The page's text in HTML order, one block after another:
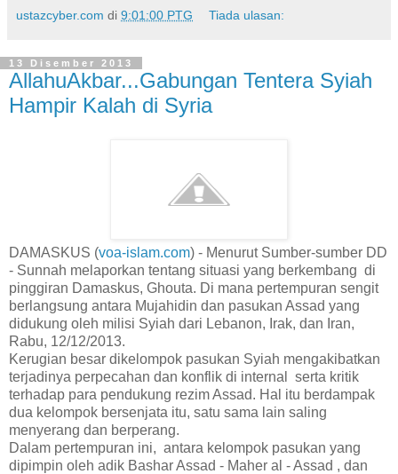
ustazcyber.com di 9:01:00 PTG Tiada ulasan:
13 Disember 2013
AllahuAkbar...Gabungan Tentera Syiah
Hampir Kalah di Syria
DAMASKUS (voa-islam.com) - Menurut Sumber-sumber DD
- Sunnah melaporkan tentang situasi yang berkembang di
pinggiran Damaskus, Ghouta. Di mana pertempuran sengit
berlangsung antara Mujahidin dan pasukan Assad yang
didukung oleh milisi Syiah dari Lebanon, Irak, dan Iran,
Rabu, 12/12/2013.
Kerugian besar dikelompok pasukan Syiah mengakibatkan
terjadinya perpecahan dan konflik di internal serta kritik
terhadap para pendukung rezim Assad. Hal itu berdampak
dua kelompok bersenjata itu, satu sama lain saling
menyerang dan berperang.
Dalam pertempuran ini, antara kelompok pasukan yang
dipimpin oleh adik Bashar Assad - Maher al - Assad , dan